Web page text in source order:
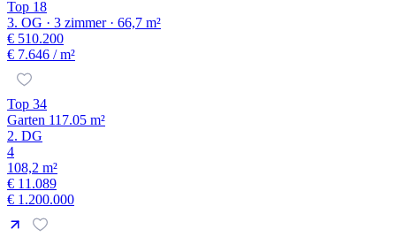
Top 18
3. OG · 3 zimmer · 66,7 m²
€ 510.200
€ 7.646 / m²
Top 34
Garten 117.05 m²
2. DG
4
108,2 m²
€ 11.089
€ 1.200.000